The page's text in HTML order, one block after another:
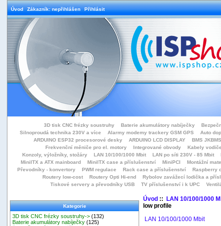
Úvod Zákazník: nepřihlášen Přihlásit
3D tisk CNC frézky soustruhy Baterie akumulátory nabíječky
Silnoproudá technika 230V a více
Alarmy modemy trackery GSM GPS
Auto
ARDUINO ESP32 procesorové desky
ARDUINO LCD DISPLAY
BMS
Frekvenční měniče pro el. motory
Integrované obvody
Kabely
Konzoly, výložníky, stožáry
LAN 10/100/1000 Mbit LAN po síti 230V - 85 Mbit
MiniITX a ATX mainboard
MiniITX case a příslušenství MiniPCI
Montážní
Převodníky - konvertory
PWM regulace Rack case a příslušenství
Raspberry
Routery low-cost
Routery Opti Hi-end
Rybolov zavážecí lodička a přísl
Tiskové servery a převodníky USB
TV příslušenství i k UPC
Kategorie
3D tisk CNC frézky soustruhy-> (132)
Baterie akumulátory nabíječky (125)
Úvod:: LAN 10/100/1000
low profile
LAN 10/100/1000 Mbit